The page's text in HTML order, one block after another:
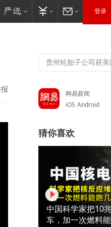
登录
网易新闻
iOS Android
猜你喜欢
中国科学家把10
车，加一次燃料